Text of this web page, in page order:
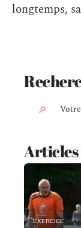
longtemps,
EXERCICE